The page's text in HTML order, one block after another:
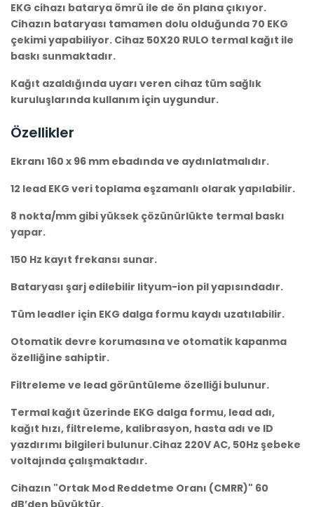
EKG cihazı batarya ömrü ile de ön plana çıkıyor.
Cihazın bataryası tamamen dolu olduğunda 70 EKG
çekimi yapabiliyor. Cihaz 50X20 RULO termal kağıt ile
baskı sunmaktadır.
Kağıt azaldığında uyarı veren cihaz tüm sağlık
kuruluşlarında kullanım için uygundur.
Özellikler
Ekranı 160 x 96 mm ebadında ve aydınlatmalıdır.
12 lead EKG veri toplama eşzamanlı olarak yapılabilir.
8 nokta/mm gibi yüksek çözünürlükte termal baskı
yapar.
150 Hz kayıt frekansı sunar.
Bataryası şarj edilebilir lityum-ion pil yapısındadır.
Tüm leadler için EKG dalga formu kaydı uzatılabilir.
Otomatik devre korumasına ve otomatik kapanma
özelliğine sahiptir.
Filtreleme ve lead görüntüleme özelliği bulunur.
Termal kağıt üzerinde EKG dalga formu, lead adı,
kağıt hızı, filtreleme, kalibrasyon, hasta adı ve ID
yazdırımı bilgileri bulunur.Cihaz 220V AC, 50Hz şebeke
voltajında çalışmaktadır.
Cihazın "Ortak Mod Reddetme Oranı (CMRR)" 60